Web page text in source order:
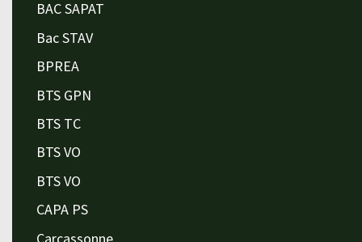
BAC SAPAT
Bac STAV
BPREA
BTS GPN
BTS TC
BTS VO
BTS VO
CAPA PS
Carcassonne